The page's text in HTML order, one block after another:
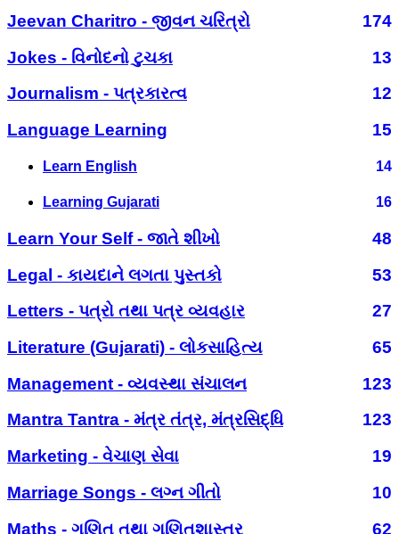
Jeevan Charitro - જીવન ચરિત્રો
174
Jokes - વિનોદનો ટુચકા
13
Journalism - પત્રકારત્વ
12
Language Learning
15
Learn English 14
Learning Gujarati 16
Learn Your Self - જાતે શીખો
48
Legal - કાયદાને લગતા પુસ્તકો
53
Letters - પત્રો તથા પત્ર વ્યવહાર
27
Literature (Gujarati) - લોકસાહિત્ય
65
Management - વ્યવસ્થા સંચાલન
123
Mantra Tantra - મંત્ર તંત્ર, મંત્રસિદ્ધિ
123
Marketing - વેચાણ સેવા
19
Marriage Songs - લગ્ન ગીતો
10
Maths - ગણિત તથા ગણિતશાસ્ત્ર
62